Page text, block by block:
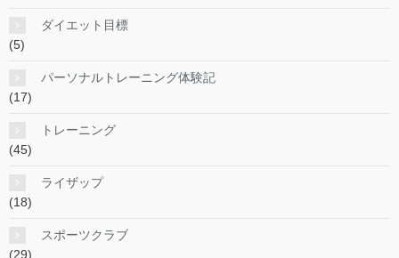
ダイエット目標
(5)
パーソナルトレーニング体験記
(17)
トレーニング
(45)
ライザップ
(18)
スポーツクラブ
(29)